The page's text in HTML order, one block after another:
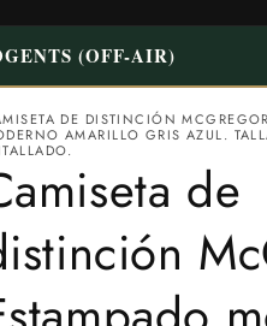
(OFF-AIR)
DE DISTINCIÓN
AMARILLO GRIS AZUL.
de